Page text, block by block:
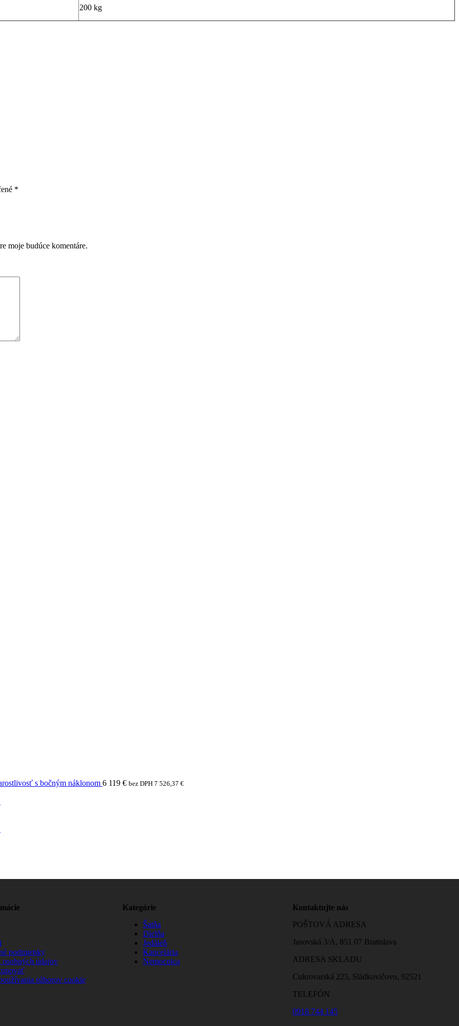
200 kg
*
moje budúce komentáre.
s bočným náklonom 6 119 € bez DPH 7 526,37 €
podmienky
osobných údajov
súborov cookie
Kategórie
Šatňa
Dielňa
Jedáleň
Kancelária
Nemocnica
Kontaktujte nás
POŠTOVÁ ADRESA
Jasovská 3/A, 851 07 Bratislava
ADRESA SKLADU
Cukrovarská 225, Sládkovičovo, 92521
TELEFÓN
0918 744 145